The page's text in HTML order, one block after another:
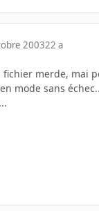
200322 a
fichier merde, mai
mode sans